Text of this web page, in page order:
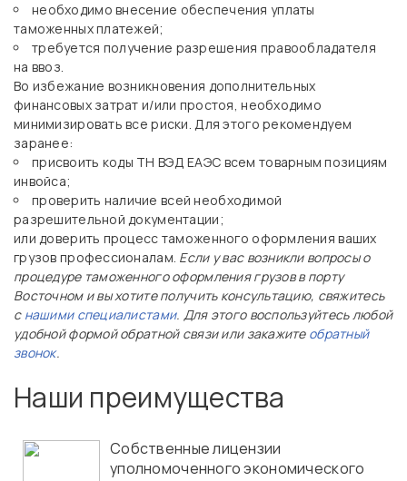
необходимо внесение обеспечения уплаты
таможенных платежей;
требуется получение разрешения правообладателя
на ввоз.
Во избежание возникновения дополнительных
финансовых затрат и/или простоя, необходимо
минимизировать все риски. Для этого рекомендуем
заранее:
присвоить коды ТН ВЭД ЕАЭС всем товарным позициям
инвойса;
проверить наличие всей необходимой
разрешительной документации;
или доверить процесс таможенного оформления ваших
грузов профессионалам. Если у вас возникли вопросы о
процедуре таможенного оформления грузов в порту
Восточном и вы хотите получить консультацию, свяжитесь
с нашими специалистами. Для этого воспользуйтесь любой
удобной формой обратной связи или закажите обратный
звонок.
Наши преимущества
Собственные лицензии
уполномоченного экономического